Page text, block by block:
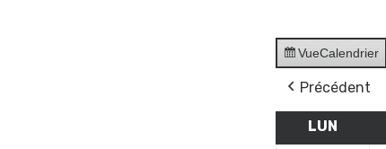
VueCalendrier
Précédent
LUN